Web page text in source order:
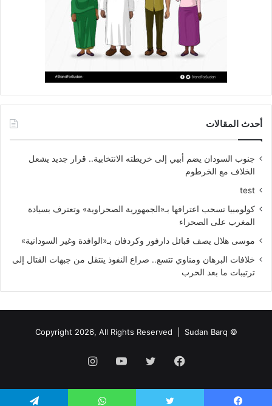
أحدث المقالات
جنوب السودان يضم أبيي إلى خريطته الانتخابية.. قرار جديد يشعل
الخلاف مع الخرطوم
test
كولومبيا تسحب اعترافها بـ«الجمهورية الصحراوية» وتعترف بسيادة
المغرب على الصحراء
موسى هلال يصف قبائل دارفور وكردفان بـ«الوافدة وغير السودانية»
خلافات البرهان ومناوي تتسع.. صراع النفوذ ينتقل من جبهات القتال إلى
ترتيبات ما بعد الحرب
© Copyright 2026, All Rights Reserved |
Sudan Barq
فيسبوك تويتر يوتيوبانستقرام